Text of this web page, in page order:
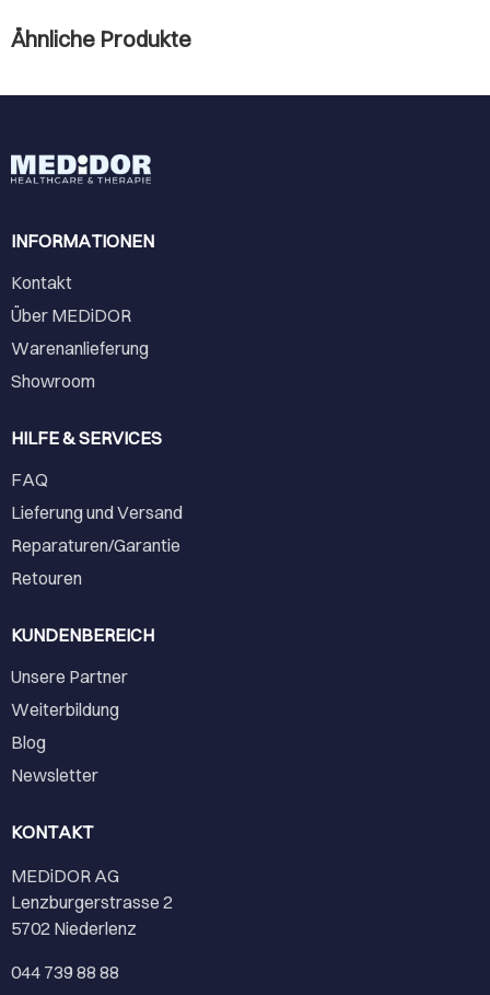
Ähnliche Produkte
INFORMATIONEN
Kontakt
Über MEDiDOR
Warenanlieferung
Showroom
HILFE & SERVICES
FAQ
Lieferung und Versand
Reparaturen/Garantie
Retouren
KUNDENBEREICH
Unsere Partner
Weiterbildung
Blog
Newsletter
KONTAKT
MEDiDOR AG
Lenzburgerstrasse 2
5702 Niederlenz
044 739 88 88